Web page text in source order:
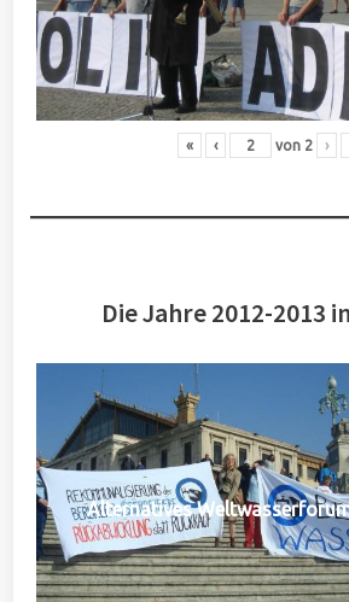
« ‹ von 2 ›
Die Jahre 2012-2013
Alternatives